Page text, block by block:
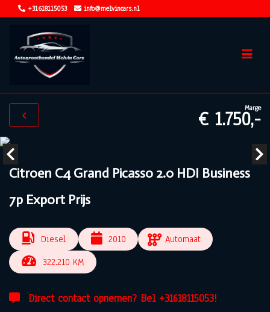
+31618115053 info@melvincars.nl
Marge
€ 1.750,-
Citroen C4 Grand Picasso 2.0 HDI Business
7p Export Prijs
Diesel 2010
Automaat
322.210 KM
Direct contact opnemen? Bel +31618115053!